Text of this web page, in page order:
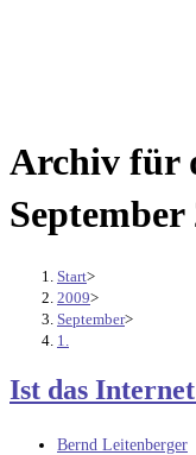
Archiv für
September
Start>
2009>
September>
1.
Ist das
Beitrags-
Bernd Leitenberger